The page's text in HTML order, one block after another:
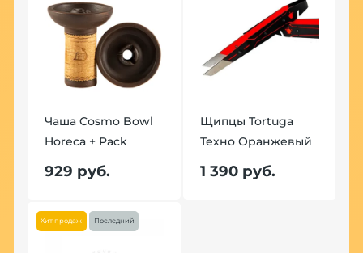
Чаша Cosmo Bowl
Horeca + Pack
929 руб.
Щипцы Tortuga
Техно Оранжевый
1 390 руб.
Хит продаж Последний